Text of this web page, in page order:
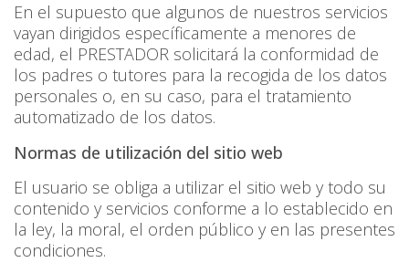
En el supuesto que algunos de nuestros servicios
vayan dirigidos específicamente a menores de
edad, el PRESTADOR solicitará la conformidad de
los padres o tutores para la recogida de los datos
personales o, en su caso, para el tratamiento
automatizado de los datos.
Normas de utilización del sitio web
El usuario se obliga a utilizar el sitio web y todo su
contenido y servicios conforme a lo establecido en
la ley, la moral, el orden público y en las presentes
condiciones.